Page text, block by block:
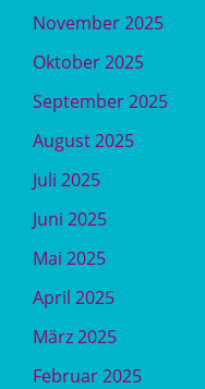
November 2025
Oktober 2025
September 2025
August 2025
Juli 2025
Juni 2025
Mai 2025
April 2025
März 2025
Februar 2025